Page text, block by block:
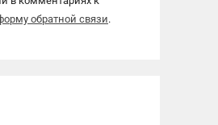
обратной связи.